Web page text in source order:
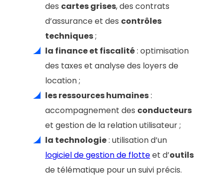
des cartes grises, des contrats
d’assurance et des contrôles
techniques;
la finance et fiscalité: optimisation
des taxes et analyse des loyers de
location ;
les ressources humaines:
accompagnement des conducteurs
et gestion de la relation utilisateur ;
la technologie: utilisation d’un
logiciel de gestion de flotteet d’outils
de télématique pour un suivi précis.